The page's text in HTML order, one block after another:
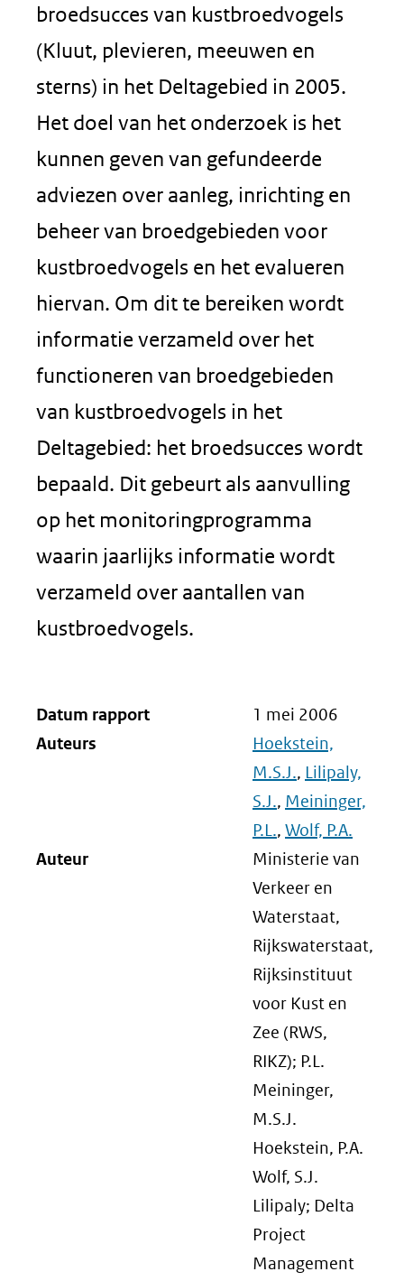
broedsucces van kustbroedvogels
(Kluut, plevieren, meeuwen en
sterns) in het Deltagebied in 2005.
Het doel van het onderzoek is het
kunnen geven van gefundeerde
adviezen over aanleg, inrichting en
beheer van broedgebieden voor
kustbroedvogels en het evalueren
hiervan. Om dit te bereiken wordt
informatie verzameld over het
functioneren van broedgebieden
van kustbroedvogels in het
Deltagebied: het broedsucces wordt
bepaald. Dit gebeurt als aanvulling
op het monitoringprogramma
waarin jaarlijks informatie wordt
verzameld over aantallen van
kustbroedvogels.
Datum rapport
1 mei 2006
Auteurs
Hoekstein,
M.S.J., Lilipaly,
S.J., Meininger,
P.L., Wolf, P.A.
Auteur
Ministerie van
Verkeer en
Waterstaat,
Rijkswaterstaat,
Rijksinstituut
voor Kust en
Zee (RWS,
RIKZ); P.L.
Meininger,
M.S.J.
Hoekstein, P.A.
Wolf, S.J.
Lilipaly; Delta
Project
Management